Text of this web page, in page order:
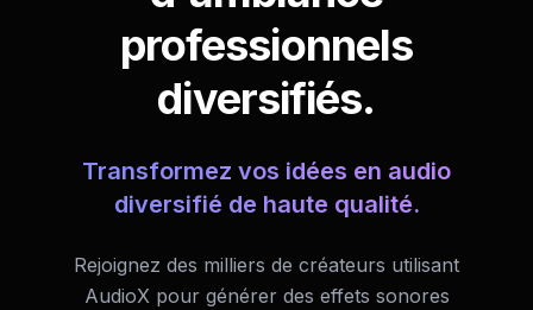
professionnels
diversifiés.
Transformez vos idées en audio
diversifié de haute qualité.
Rejoignez des milliers de créateurs utilisant
AudioX pour générer des effets sonores